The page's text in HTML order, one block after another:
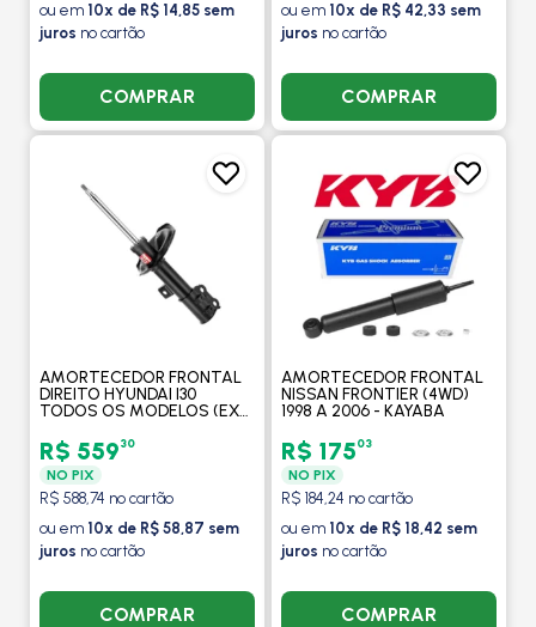
ou em 10x de R$ 14,85 sem
juros no cartão
COMPRAR
ou em 10x de R$ 42,33 sem
juros no cartão
COMPRAR
AMORTECEDOR FRONTAL
DIREITO HYUNDAI I30
TODOS OS MODELOS (EXC
2013 - KAYABA
R$ 55930
NO PIX
R$ 588,74 no cartão
ou em 10x de R$ 58,87 sem
juros no cartão
COMPRAR
AMORTECEDOR FRONTAL
NISSAN FRONTIER (4WD)
1998 A 2006 - KAYABA
R$ 17503
NO PIX
R$ 184,24 no cartão
ou em 10x de R$ 18,42 sem
juros no cartão
COMPRAR